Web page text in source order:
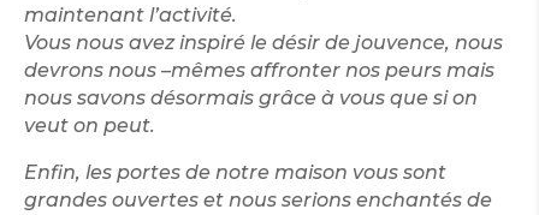
maintenant l’activité.
Vous nous avez inspiré le désir de jouvence, nous
devrons nous –mêmes affronter nos peurs mais
nous savons désormais grâce à vous que si on
veut on peut.
Enfin, les portes de notre maison vous sont
grandes ouvertes et nous serions enchantés de